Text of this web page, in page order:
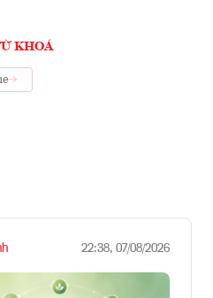
KHOÁ
22:38, 07/08/2026